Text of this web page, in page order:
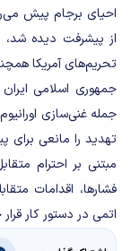
احیای برجام پیش
از پیشرفت دیده شد،
تحریم‌های آمریکا
جمهوری اسلامی
جمله غنی‌سازی
تهدید را مانعی برای
مبتنی بر احترام
فشارها، اقدامات
اتمی در دستور کار